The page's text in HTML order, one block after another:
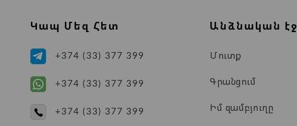
Կապ Մեզ Հետ
+374 (33) 377 399
+374 (33) 377 399
+374 (33) 377 399
Անձնական էջ
Մուտք
Գրանցում
Իմ զամբյուղը